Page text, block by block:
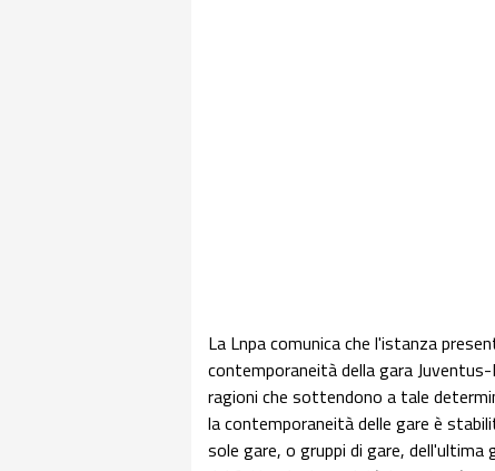
La Lnpa comunica che l'istanza
contemporaneità della gara
ragioni che sottendono a tale
la contemporaneità delle gare è
sole gare, o gruppi di gare,